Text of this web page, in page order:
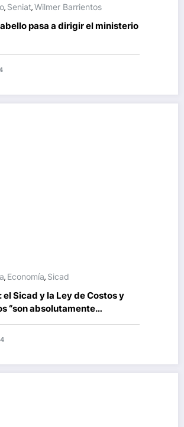
, Seniat,Wilmer Barrientos
pasa a dirigir el ministerio
, Economía, Sicad
Sicad y la Ley de Costos y
“son absolutamente